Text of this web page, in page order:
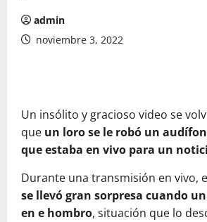
admin
noviembre 3, 2022
Un insólito y gracioso video se
que un loro se le robó un
que estaba en vivo para un
Durante una transmisión en vivo,
se llevó gran sorpresa cuando
en e hombro, situación que lo